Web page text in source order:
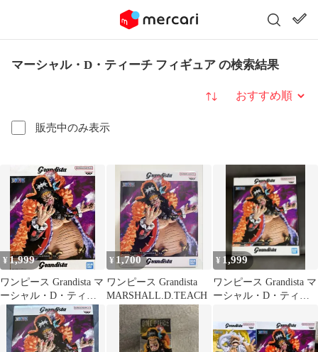
マーシャル・D・ティーチ フィギュア の検索結果
販売中のみ表示
並び替え
¥ 1,999
ワンピース Grandista マ
ーシャル・D・ティー
チ フィギュア
¥1,700
ワンピース Grandista
MARSHALL.D.TEACH
¥ 1,999
ワンピース Grandista マ
ーシャル・D・ティー